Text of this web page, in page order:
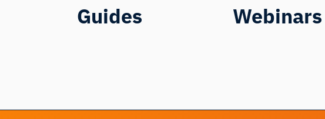
Guides Webinars